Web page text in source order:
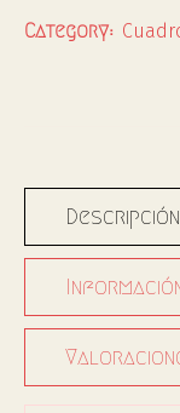
Category:
Descripción